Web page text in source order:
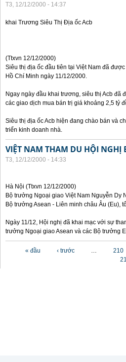
T3, 12/12/2000 - 14:37
khai Trương Siêu Thị Địa ốc Acb
(Ttxvn 12/12/2000)
Siêu thị địa ốc đầu tiên tại Việt Nam đã
Hồ Chí Minh ngày 11/12/2000.
Ngay ngày đầu khai trương, siêu thị Acb đã
các giao dịch mua bán trị giá khoảng 2,5 tỷ
Siêu thị địa ốc Acb hiện đang chào bán và
triển kinh doanh nhà.
VIỆT NAM THAM DU HỘI NGHỊ
T3, 12/12/2000 - 14:33
Hà Nội (Ttxvn 12/12/2000)
Bộ trưởng Ngoại giao Việt Nam Nguyễn Dy
Bộ trưởng Asean - Liên minh châu Âu (Eu),
Ngày 11/12, Hội nghị đã khai mạc với sự
trưởng Ngoại giao Asean và các Bộ trưởng
« đầu ‹ trước … 210